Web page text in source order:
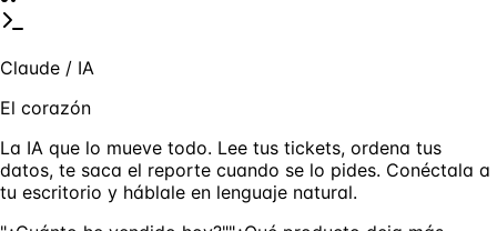
Claude / IA
El corazón
La IA que lo mueve todo. Lee tus tickets, ordena tus
datos, te saca el reporte cuando se lo pides. Conéctala a
tu escritorio y háblale en lenguaje natural.